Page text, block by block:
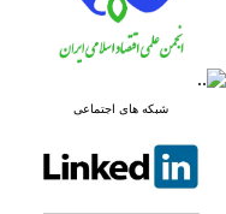
شبکه های اجتماعی